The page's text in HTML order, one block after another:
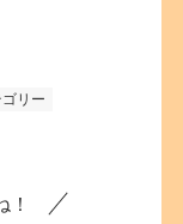
リー